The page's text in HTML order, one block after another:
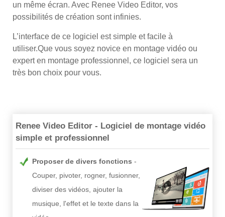
un même écran. Avec Renee Video Editor, vos
possibilités de création sont infinies.
L’interface de ce logiciel est simple et facile à
utiliser.Que vous soyez novice en montage vidéo ou
expert en montage professionnel, ce logiciel sera un
très bon choix pour vous.
Renee Video Editor - Logiciel de montage vidéo
simple et professionnel
Proposer de divers fonctions
Couper, pivoter, rogner, fusionner,
diviser des vidéos, ajouter la
musique, l'effet et le texte dans la